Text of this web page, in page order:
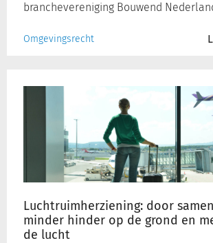
branchevereniging Bouwend
Omgevingsrecht
Luchtruimherziening: door
minder hinder op de grond en
de lucht
grond
meer
ruimte